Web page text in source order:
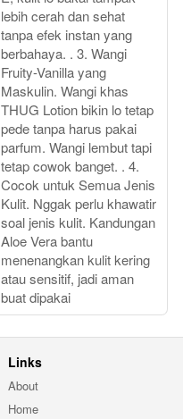
lebih cerah dan sehat
tanpa efek instan yang
berbahaya. . 3. Wangi
Fruity-Vanilla yang
Maskulin. Wangi khas
THUG Lotion bikin lo tetap
pede tanpa harus pakai
parfum. Wangi lembut tapi
tetap cowok banget. . 4.
Cocok untuk Semua Jenis
Kulit. Nggak perlu khawatir
soal jenis kulit. Kandungan
Aloe Vera bantu
menenangkan kulit kering
atau sensitif, jadi aman
buat dipakai
Links
About
Home